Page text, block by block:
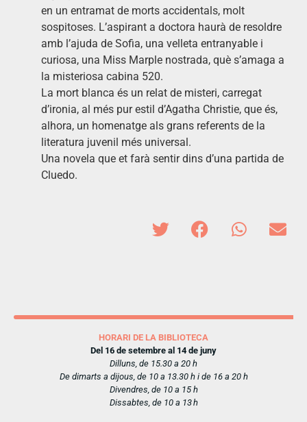
en un entramat de morts accidentals, molt
sospitoses. L’aspirant a doctora haurà de resoldre
amb l’ajuda de Sofia, una velleta entranyable i
curiosa, una Miss Marple nostrada, què s’amaga a
la misteriosa cabina 520.
La mort blanca és un relat de misteri, carregat
d’ironia, al més pur estil d’Agatha Christie, que és,
alhora, un homenatge als grans referents de la
literatura juvenil més universal.
Una novela que et farà sentir dins d’una partida de
Cluedo.
HORARI DE LA BIBLIOTECA
Del 16 de setembre al 14 de juny
Dilluns, de 15.30 a 20 h
De dimarts a dijous, de 10 a 13.30 h i de 16 a 20 h
Divendres, de 10 a 15 h
Dissabtes, de 10 a 13 h